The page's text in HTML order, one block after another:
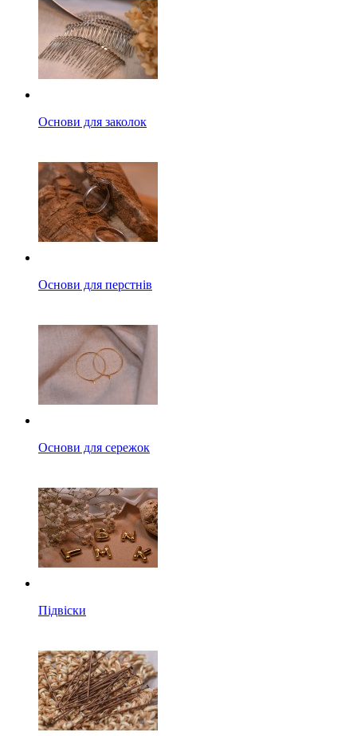
Основи для заколок
Основи для перстнів
Основи для сережок
Підвіски